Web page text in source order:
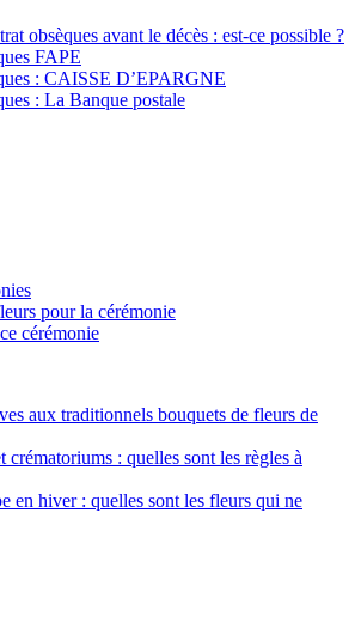
obsèques avant le décès : est-ce possible ?
FAPE
: CAISSE D’EPARGNE
: La Banque postale
pour la cérémonie
cérémonie
aux traditionnels bouquets de fleurs de
crématoriums : quelles sont les règles à
en hiver : quelles sont les fleurs qui ne